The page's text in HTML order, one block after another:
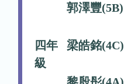
郭澤豐(5B)
四年
級
梁皓銘(4C)
黎殷彤(4A)